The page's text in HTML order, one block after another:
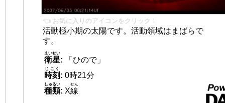
👈 お気に入りのアイコンをクリック！
活動極小期の太陽です。活動領域はまばらで
す。
衛星
えいせい
:
「ひので」
時刻
じこく
: 0時21分
種類
しゅるい
: X線
せん